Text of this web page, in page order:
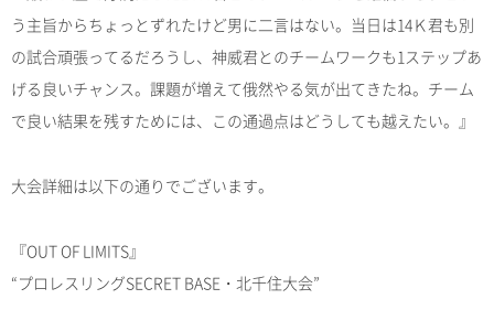
う主旨からちょっとずれたけど男に二言はない。当日は14Ｋ君も別
の試合頑張ってるだろうし、神威君とのチームワークも1ステップあ
げる良いチャンス。課題が増えて俄然やる気が出てきたね。チーム
で良い結果を残すためには、この通過点はどうしても越えたい。』
大会詳細は以下の通りでございます。
『OUT OF LIMITS』
“プロレスリングSECRET BASE・北千住大会”